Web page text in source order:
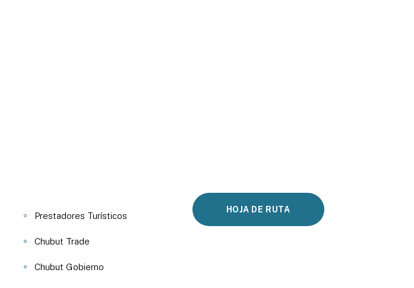
Prestadores Turísticos
Chubut Trade
Chubut Gobierno
HOJA DE RUTA